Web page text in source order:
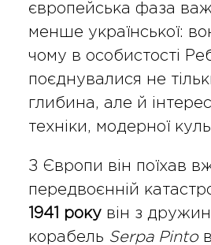
європейська фаза
менше української:
чому в особистості
поєднувалися не
глибина, але й
техніки, модерної
З Європи він поїхав
передвоєнній
1941 рокувін з
корабель Serpa Pintoв